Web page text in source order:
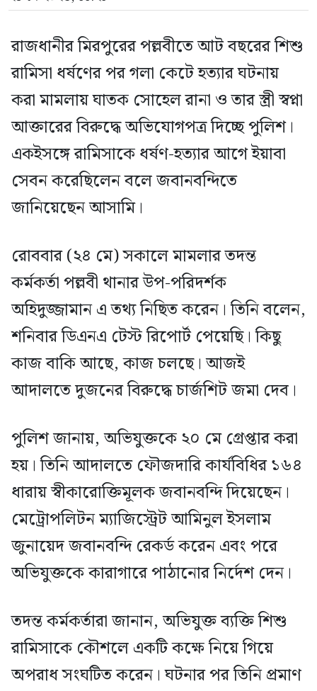
রাজধানীর মিরপুরের পল্লবীতে আট বছরের শিশু
রামিসা ধর্ষণের পর গলা কেটে হত্যার ঘটনায়
করা মামলায় ঘাতক সোহেল রানা ও তার স্ত্রী স্বপ্না
আক্তারের বিরুদ্ধে অভিযোগপত্র দিচ্ছে পুলিশ।
একইসঙ্গে রামিসাকে ধর্ষণ-হত্যার আগে ইয়াবা
সেবন করেছিলেন বলে জবানবন্দিতে
জানিয়েছেন আসামি।
রোববার (২৪ মে) সকালে মামলার তদন্ত
কর্মকর্তা পল্লবী থানার উপ-পরিদর্শক
অহিদুজ্জামান এ তথ্য নিছিত করেন। তিনি বলেন,
শনিবার ডিএনএ টেস্ট রিপোর্ট পেয়েছি। কিছু
কাজ বাকি আছে, কাজ চলছে। আজই
আদালতে দুজনের বিরুদ্ধে চার্জশিট জমা দেব।
পুলিশ জানায়, অভিযুক্তকে ২০ মে গ্রেপ্তার করা
হয়। তিনি আদালতে ফৌজদারি কার্যবিধির ১৬৪
ধারায় স্বীকারোক্তিমূলক জবানবন্দি দিয়েছেন।
মেট্রোপলিটন ম্যাজিস্ট্রেট আমিনুল ইসলাম
জুনায়েদ জবানবন্দি রেকর্ড করেন এবং পরে
অভিযুক্তকে কারাগারে পাঠানোর নির্দেশ দেন।
তদন্ত কর্মকর্তারা জানান, অভিযুক্ত ব্যক্তি শিশু
রামিসাকে কৌশলে একটি কক্ষে নিয়ে গিয়ে
অপরাধ সংঘটিত করেন। ঘটনার পর তিনি প্রমাণ